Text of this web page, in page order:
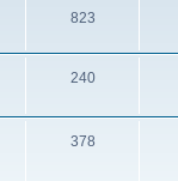
823
240
378